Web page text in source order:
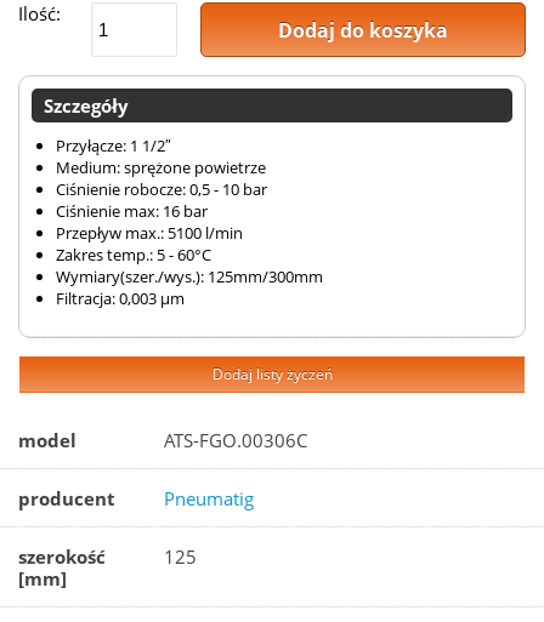
Ilość:
Dodaj do koszyka
Szczegóły
Przyłącze: 1 1/2″
Medium: sprężone powietrze
Ciśnienie robocze: 0,5 - 10 bar
Ciśnienie max: 16 bar
Przepływ max.: 5100 l/min
Zakres temp.: 5 - 60°C
Wymiary(szer./wys.): 125mm/300mm
Filtracja: 0,003 µm
Dodaj listy życzeń
model ATS-FGO.00306C
producent Pneumatig
szerokość
[mm]
125